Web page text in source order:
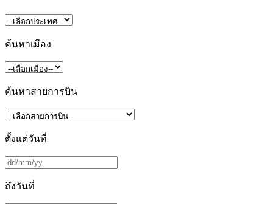
ค้นหาเมือง
ค้นหาสายการบิน
ตั้งแต่วันที่
ถึงวันที่